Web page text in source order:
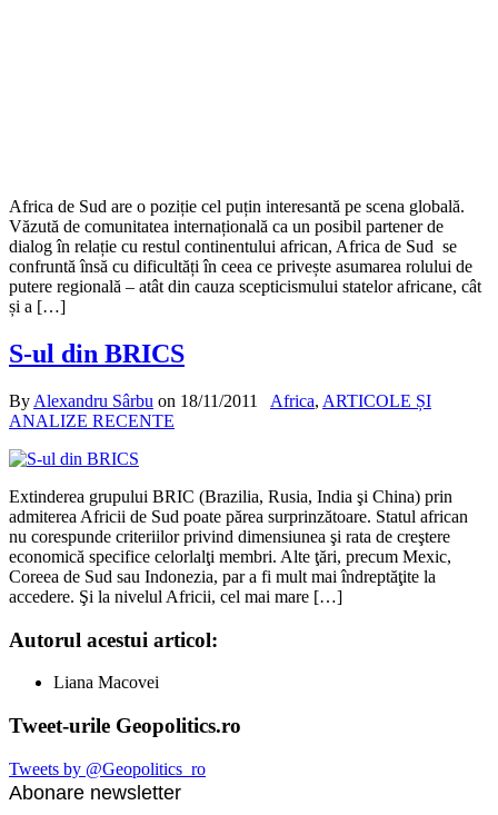
Africa de Sud are o poziție cel puțin interesantă pe scena globală.
Văzută de comunitatea internațională ca un posibil partener de
dialog în relație cu restul continentului african, Africa de Sud se
confruntă însă cu dificultăți în ceea ce privește asumarea rolului de
putere regională – atât din cauza scepticismului statelor africane, cât
și a […]
S-ul din BRICS
By Alexandru Sârbu on 18/11/2011 Africa, ARTICOLE ȘI
ANALIZE RECENTE
Extinderea grupului BRIC (Brazilia, Rusia, India şi China) prin
admiterea Africii de Sud poate părea surprinzătoare. Statul african
nu corespunde criteriilor privind dimensiunea şi rata de creştere
economică specifice celorlalţi membri. Alte ţări, precum Mexic,
Coreea de Sud sau Indonezia, par a fi mult mai îndreptăţite la
accedere. Şi la nivelul Africii, cel mai mare […]
Autorul acestui articol:
Liana Macovei
Tweet-urile Geopolitics.ro
Tweets by @Geopolitics_ro
Abonare newsletter